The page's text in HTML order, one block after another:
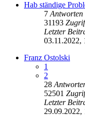
Hab ständige
7 Antworten
31193
Letzter
03.11.2022,
Franz Ostolski
1
2
28
52501
Letzter
29.09.2022,